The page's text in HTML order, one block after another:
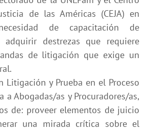
de las Américas (CEJA) en
de capacitación de
adquirir destrezas que requiere
de litigación que exige un
y Prueba en el Proceso
a Abogadas/as y Procuradores/as,
de: proveer elementos de juicio
una mirada crítica sobre el